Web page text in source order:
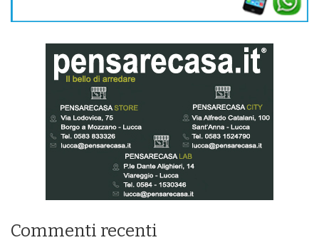
Commenti recenti